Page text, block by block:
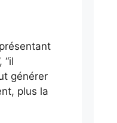
“il
générer
plus la